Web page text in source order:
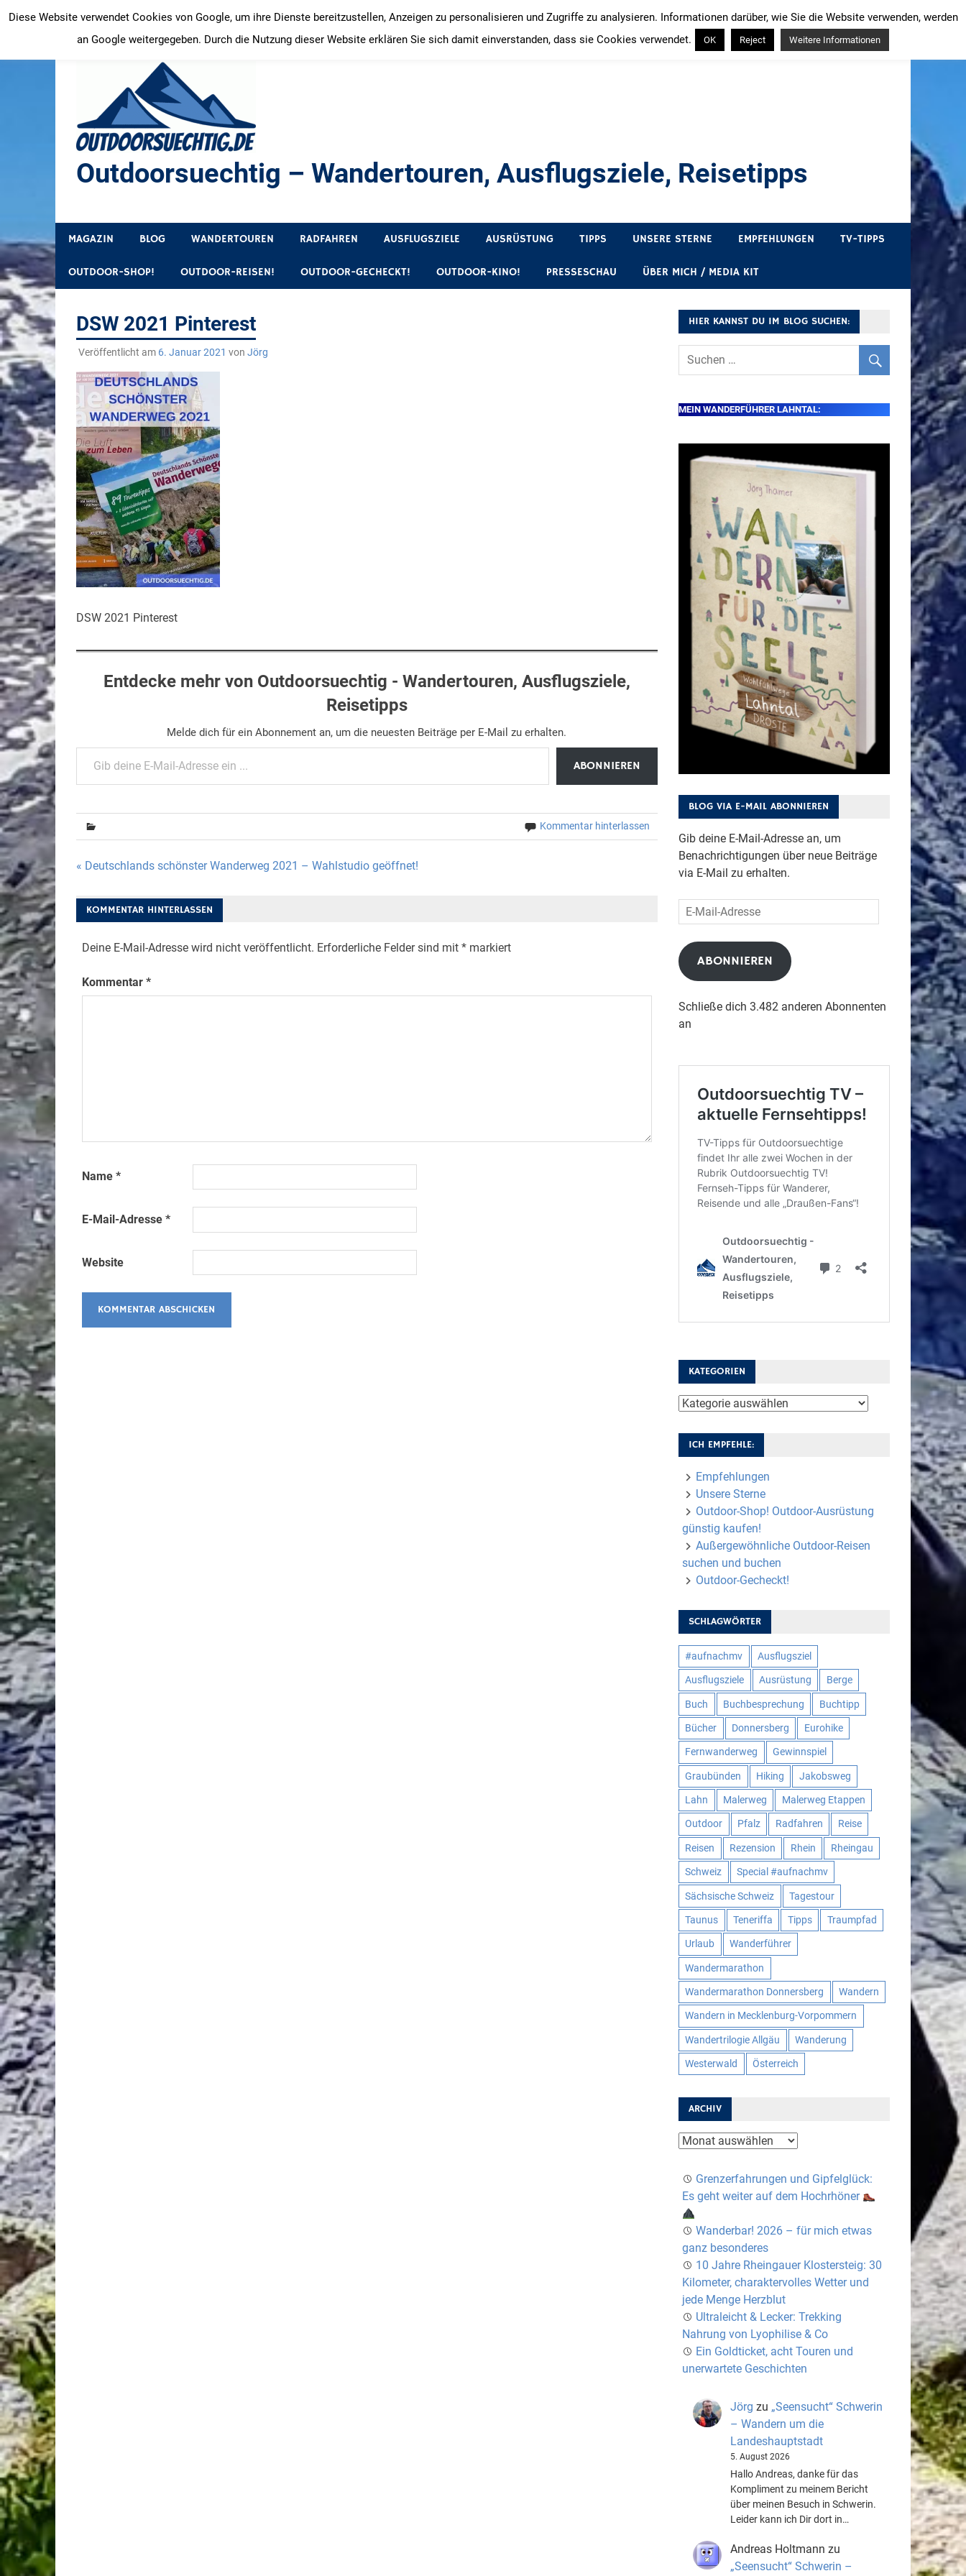
Inhalt
springen
Outdoorsuechtig – Wandertouren, Ausflugsziele, Reisetipps
MAGAZIN BLOG WANDERTOUREN RADFAHREN AUSFLUGSZIELE AUSRÜSTUNG TIPPS UNSERE STERNE EMPFEHLUNGEN TV-TIPPS
OUTDOOR-SHOP! OUTDOOR-REISEN! OUTDOOR-GECHECKT! OUTDOOR-KINO! PRESSESCHAU ÜBER MICH / MEDIA KIT
DSW 2021 Pinterest
Veröffentlicht am 6. Januar 2021 von Jörg
DSW 2021 Pinterest
Entdecke mehr von Outdoorsuechtig - Wandertouren, Ausflugsziele,
Reisetipps
Melde dich für ein Abonnement an, um die neuesten Beiträge per E-Mail zu erhalten.
Gib deine E-Mail-Adresse ein ...
ABONNIEREN
Kommentar hinterlassen
Beitragsnavigation
« Deutschlands schönster Wanderweg 2021 – Wahlstudio geöffnet!
KOMMENTAR HINTERLASSEN
Deine E-Mail-Adresse wird nicht veröffentlicht. Erforderliche Felder sind mit *markiert
Kommentar *
Name *
E-Mail-Adresse *
Website
HIER KANNST DU IM BLOG SUCHEN:
MEIN WANDERFÜHRER LAHNTAL:
BLOG VIA E-MAIL ABONNIEREN
Gib deine E-Mail-Adresse an, um
Benachrichtigungen über neue Beiträge
via E-Mail zu erhalten.
E-
Mail-
Adresse
ABONNIEREN
Schließe dich 3.482 anderen Abonnenten
an
KATEGORIEN
Kategorien
ICH EMPFEHLE:
Empfehlungen
Unsere Sterne
Outdoor-Shop! Outdoor-Ausrüstung
günstig kaufen!
Außergewöhnliche Outdoor-Reisen
suchen und buchen
Outdoor-Gecheckt!
SCHLAGWÖRTER
#aufnachmv Ausflugsziel
Ausflugsziele Ausrüstung Berge
Buch Buchbesprechung Buchtipp
Bücher Donnersberg Eurohike
Fernwanderweg Gewinnspiel
Graubünden Hiking Jakobsweg
Lahn Malerweg Malerweg Etappen
Outdoor Pfalz Radfahren Reise
Reisen Rezension Rhein Rheingau
Schweiz Special #aufnachmv
Sächsische Schweiz Tagestour
Taunus Teneriffa Tipps Traumpfad
Urlaub Wanderführer
Wandermarathon
Wandermarathon Donnersberg Wandern
Wandern in Mecklenburg-Vorpommern
Wandertrilogie Allgäu Wanderung
Westerwald Österreich
ARCHIV
Archiv
Grenzerfahrungen und Gipfelglück:
Es geht weiter auf dem Hochrhöner
Wanderbar! 2026 – für mich etwas
ganz besonderes
10 Jahre Rheingauer Klostersteig: 30
Kilometer, charaktervolles Wetter und
jede Menge Herzblut
Ultraleicht & Lecker: Trekking
Nahrung von Lyophilise & Co
Ein Goldticket, acht Touren und
unerwartete Geschichten
Jörg zu „Seensucht“ Schwerin
– Wandern um die
Landeshauptstadt
5. August 2026
Hallo Andreas, danke für das
Kompliment zu meinem Bericht
über meinen Besuch in Schwerin.
Leider kann ich Dir dort in…
Andreas Holtmann zu
„Seensucht“ Schwerin –
Diese Website verwendet Cookies von Google, um ihre Dienste bereitzustellen, Anzeigen zu personalisieren und Zugriffe zu analysieren. Informationen darüber, wie Sie die Website verwenden, werden
an Google weitergegeben. Durch die Nutzung dieser Website erklären Sie sich damit einverstanden, dass sie Cookies verwendet.
OK Reject Weitere Informationen